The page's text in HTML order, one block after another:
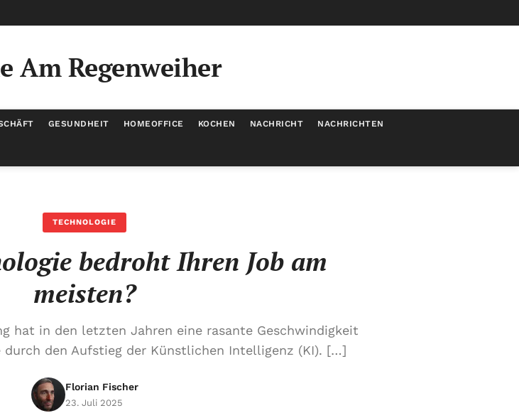
Am Regenweiher
GESUNDHEIT HOMEOFFICE KOCHEN NACHRICHT NACHRICHTEN
TECHNOLOGIE
bedroht Ihren Job am
meisten?
hat in den letzten Jahren eine rasante Geschwindigkeit
durch den Aufstieg der Künstlichen Intelligenz (KI). […]
Florian Fischer
23. Juli 2025